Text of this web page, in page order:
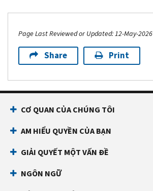
Page Last Reviewed or Updated: 12-May-2026
Share Print
CƠ QUAN CỦA CHÚNG TÔI
AM HIỂU QUYỀN CỦA BẠN
GIẢI QUYẾT MỘT VẤN ĐỀ
NGÔN NGỮ